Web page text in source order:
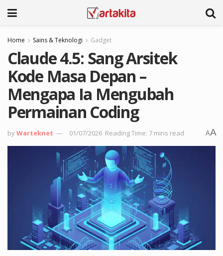
Home Sains & Teknologi Gadget
Claude 4.5: Sang Arsitek
Kode Masa Depan –
Mengapa Ia Mengubah
Permainan Coding
byWarteknet 01/07/2026 Reading Time: 7 mins read AA